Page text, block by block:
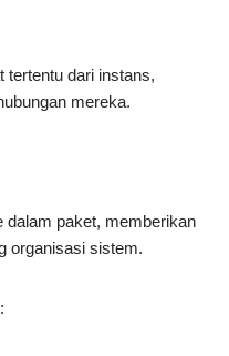
tertentu dari instans,
mereka.
dalam paket, memberikan
organisasi sistem.